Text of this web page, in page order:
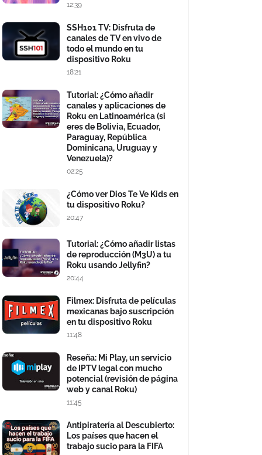
12:39
SSH101 TV: Disfruta de
canales de TV en vivo de
todo el mundo en tu
dispositivo Roku
18:21
Tutorial: ¿Cómo añadir
canales y aplicaciones de
Roku en Latinoamérica (si
eres de Bolivia, Ecuador,
Paraguay, República
Dominicana, Uruguay y
Venezuela)?
02:25
¿Cómo ver Dios Te Ve Kids en
tu dispositivo Roku?
20:47
Tutorial: ¿Cómo añadir listas
de reproducción (M3U) a tu
Roku usando Jellyfin?
20:44
Filmex: Disfruta de películas
mexicanas bajo suscripción
en tu dispositivo Roku
11:48
Reseña: Mi Play, un servicio
de IPTV legal con mucho
potencial (revisión de página
web y canal Roku)
11:45
Antipiratería al Descubierto:
Los países que hacen el
trabajo sucio para la FIFA